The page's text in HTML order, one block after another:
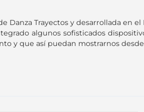
Danza Trayectos y desarrollada en
algunos sofisticados
y que así puedan mostrarnos